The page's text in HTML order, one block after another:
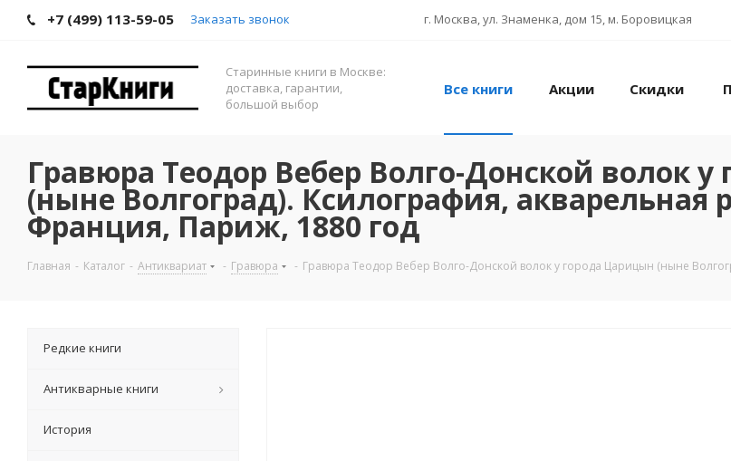
+7 (499) 113-59-05 Заказать звонок г. Москва, ул. Знаменка, дом 15, м. Боровицкая
Старинные книги в Москве:
доставка, гарантии,
большой выбор
Все книги Акции Скидки
Гравюра Теодор Вебер Волго-Донской волок
(ныне Волгоград). Ксилография, акварельная
Франция, Париж, 1880 год
Главная - Каталог - Антиквариат - Гравюра - Гравюра Теодор Вебер Волго-Донской волок у города Царицын (ныне
Редкие книги
Антикварные книги
История